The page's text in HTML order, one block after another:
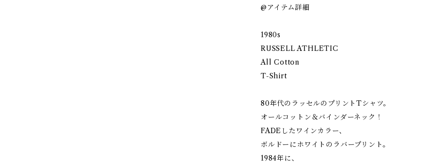
@アイテム詳細
1980s
RUSSELL ATHLETIC
All Cotton
T-Shirt
80年代のラッセルのプリントTシャツ。
オールコットン＆バインダーネック！
FADEしたワインカラー、
ボルドーにホワイトのラバープリント。
1984年に、